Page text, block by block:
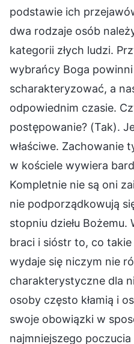
podstawie ich
dwa rodzaje osób
kategorii złych ludzi.
wybrańcy Boga
scharakteryzować, a
odpowiednim czasie.
postępowanie? (Tak).
właściwe. Zachowanie
w kościele wywiera
Kompletnie nie są oni
nie podporządkowują
stopniu dziełu
braci i sióstr to, co
wydaje się niczym nie
charakterystyczne dla
osoby często kłamią i
swoje obowiązki w
najmniejszego